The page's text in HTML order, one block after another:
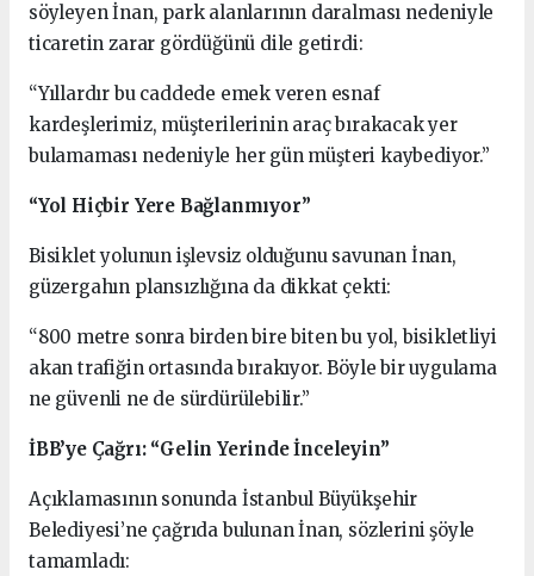
söyleyen İnan, park alanlarının daralması nedeniyle
ticaretin zarar gördüğünü dile getirdi:
“Yıllardır bu caddede emek veren esnaf
kardeşlerimiz, müşterilerinin araç bırakacak yer
bulamaması nedeniyle her gün müşteri kaybediyor.”
“Yol Hiçbir Yere Bağlanmıyor”
Bisiklet yolunun işlevsiz olduğunu savunan İnan,
güzergahın plansızlığına da dikkat çekti:
“800 metre sonra birden bire biten bu yol, bisikletliyi
akan trafiğin ortasında bırakıyor. Böyle bir uygulama
ne güvenli ne de sürdürülebilir.”
İBB’ye Çağrı: “Gelin Yerinde İnceleyin”
Açıklamasının sonunda İstanbul Büyükşehir
Belediyesi’ne çağrıda bulunan İnan, sözlerini şöyle
tamamladı: